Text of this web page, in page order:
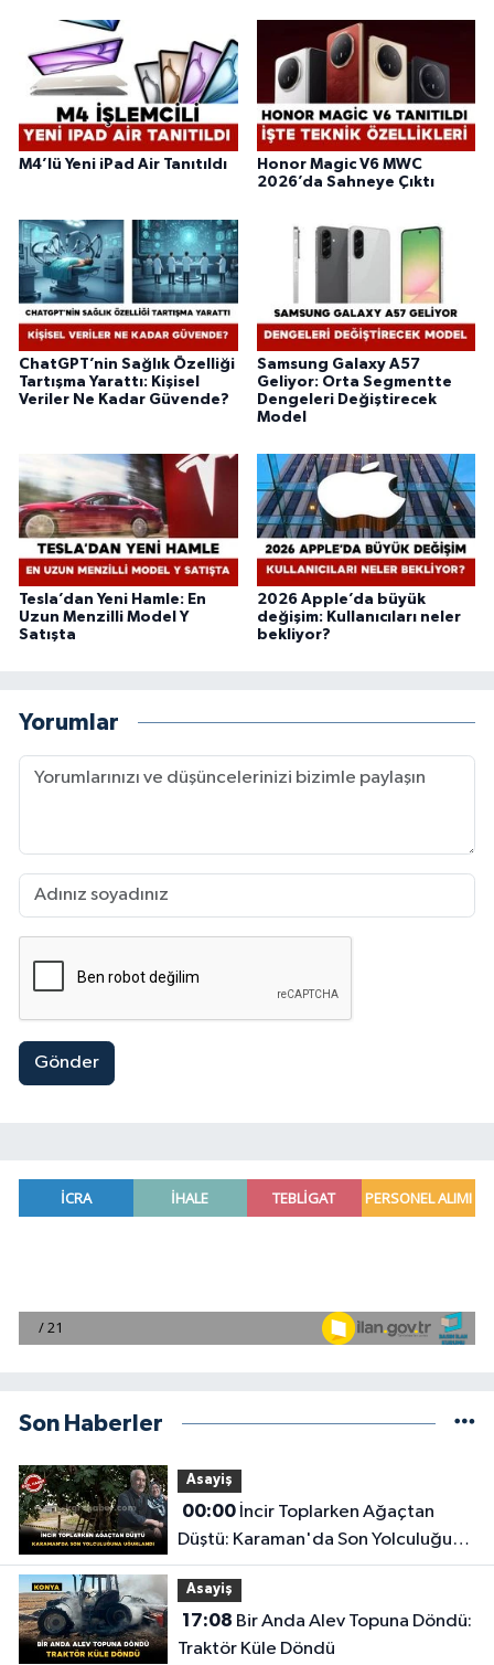
M4’lü Yeni iPad Air Tanıtıldı
Honor Magic V6 MWC
2026’da Sahneye Çıktı
ChatGPT’nin Sağlık Özelliği
Tartışma Yarattı: Kişisel
Veriler Ne Kadar Güvende?
Samsung Galaxy A57
Geliyor: Orta Segmentte
Dengeleri Değiştirecek
Model
Tesla’dan Yeni Hamle: En
Uzun Menzilli Model Y
Satışta
2026 Apple’da büyük
değişim: Kullanıcıları neler
bekliyor?
Yorumlar
Gönder
Son Haberler
Asayiş
00:00İncir Toplarken Ağaçtan
Düştü: Karaman'da Son Yolculuğuna
Uğurlandı
Asayiş
17:08
Traktör Küle Döndü